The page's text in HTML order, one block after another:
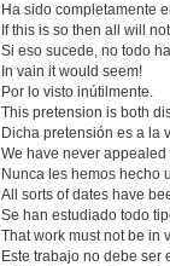
Ha sido completamente
If this is so then all will
Si eso sucede, no todo
In vain it would seem!
Por lo visto inútilmente.
This pretension is both
Dicha pretensión es a la
We have never appealed
Nunca les hemos hecho
All sorts of dates have
Se han estudiado todo
That work must not be in
Este trabajo no debe ser